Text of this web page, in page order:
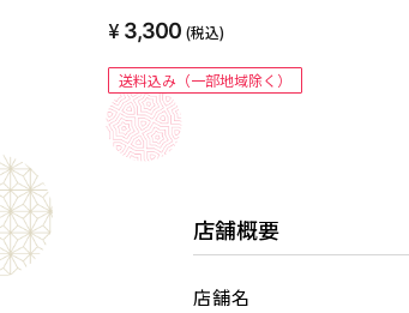
3,300 (税込)
送料込み（一部地域除く）
店舗概要
店舗名